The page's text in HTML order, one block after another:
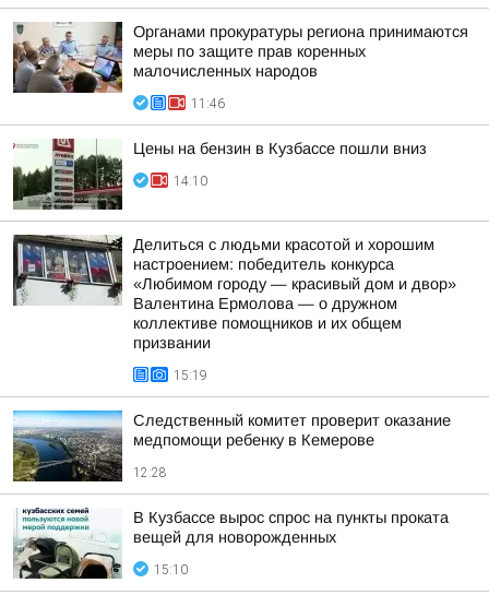
Органами прокуратуры региона принимаются
меры по защите прав коренных
малочисленных народов
11:46
Цены на бензин в Кузбассе пошли вниз
14:10
Делиться с людьми красотой и хорошим
настроением: победитель конкурса
«Любимом городу — красивый дом и двор»
Валентина Ермолова — о дружном
коллективе помощников и их общем
призвании
15:19
Следственный комитет проверит оказание
медпомощи ребенку в Кемерове
12:28
В Кузбассе вырос спрос на пункты проката
вещей для новорожденных
15:10